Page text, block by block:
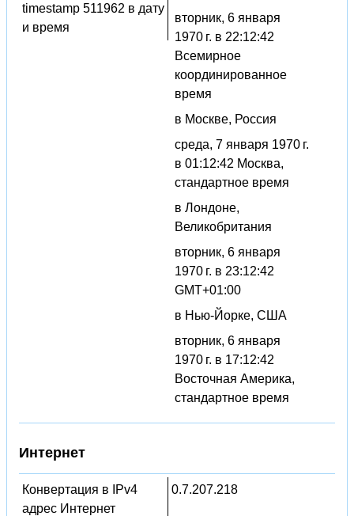
timestamp 511962 в дату
и время
вторник, 6 января
1970 г. в 22:12:42
Всемирное
координированное
время
в Москве, Россия
среда, 7 января 1970 г.
в 01:12:42 Москва,
стандартное время
в Лондоне,
Великобритания
вторник, 6 января
1970 г. в 23:12:42
GMT+01:00
в Нью-Йорке, США
вторник, 6 января
1970 г. в 17:12:42
Восточная Америка,
стандартное время
Интернет
Конвертация в IPv4
адрес Интернет
0.7.207.218